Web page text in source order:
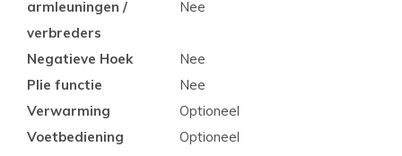
armleuningen /
verbreders
Nee
Negatieve Hoek
Nee
Plie functie
Nee
Verwarming
Optioneel
Voetbediening
Optioneel